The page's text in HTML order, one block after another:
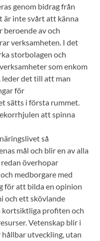
genom bidrag från
är inte svårt att känna
beroende av och
verksamheten. I det
storbolagen och
som enkom
det till att man
för
sätts i första rummet.
att spinna
så
mål och blir en av alla
överhopar
medborgare med
för att bilda en opinion
och ett skövlande
kortsiktliga profiten och
Vetenskap blir i
utveckling, utan